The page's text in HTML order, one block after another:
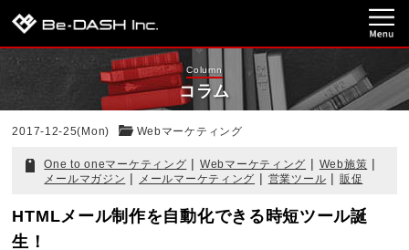
Column
コラム
2017-12-25(Mon) Webマーケティング
One to oneマーケティング | Webマーケティング | Web施策 |
メールマガジン | メールマーケティング | 営業ツール | 販促
HTMLメール制作を自動化できる時短ツール誕
生！